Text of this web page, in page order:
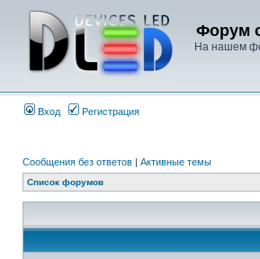
Форум
На нашем
Вход Регистрация
Сообщения без ответов | Активные темы
Список форумов